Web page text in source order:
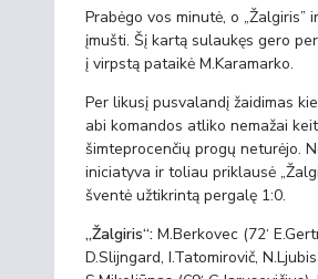
Prabėgo vos minutė, o „Žalgiris”
įmušti. Šį kartą sulaukęs gero
į virpstą pataikė M.Karamarko.
Per likusį pusvalandį žaidimas
abi komandos atliko nemažai
šimteprocenčių progų neturėjo.
iniciatyva ir toliau priklausė
šventė užtikrintą pergalę 1:0.
„Žalgiris“: M.Berkovec (72‘
D.Slijngard, I.Tatomirovič,